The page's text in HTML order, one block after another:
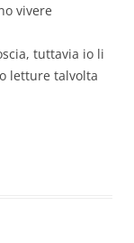
vivere
tuttavia io li
letture talvolta